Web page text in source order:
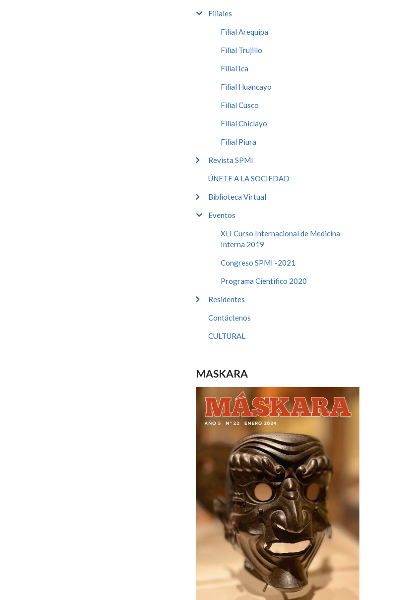
Filiales
Filial Arequipa
Filial Trujillo
Filial Ica
Filial Huancayo
Filial Cusco
Filial Chiclayo
Filial Piura
Revista SPMI
ÚNETE A LA SOCIEDAD
Biblioteca Virtual
Eventos
XLI Curso Internacional de Medicina
Interna 2019
Congreso SPMI -2021
Programa Cientifico 2020
Residentes
Contáctenos
CULTURAL
MASKARA